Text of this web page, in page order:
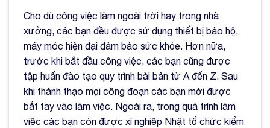
Cho dù công việc làm ngoài trời hay trong nhà
xưởng, các bạn đều được sử dụng thiết bị bảo hộ,
máy móc hiện đại đảm bảo sức khỏe. Hơn nữa,
trước khi bắt đầu công việc, các bạn cũng được
tập huấn đào tạo quy trình bài bản từ A đến Z. Sau
khi thành thạo mọi công đoạn các bạn mới được
bắt tay vào làm việc. Ngoài ra, trong quá trình làm
việc các bạn còn được xí nghiệp Nhật tổ chức kiểm